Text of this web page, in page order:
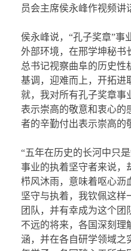
员会主席侯永峰作视频讲
侯永峰说，“孔子奖章”事
外部环境，在邢学坤秘书
总书记视察曲阜的历史性
基调，迎难而上，开拓进
就，我对所有孔子奖章事
表示崇高的敬意和衷心的
者的辛勤付出表示崇高的
“五年在历史的长河中只
事业的执着坚守者来说，
栉风沐雨，意味着呕心沥
坚守与执着，我钦佩这样
团队，并有幸成为这个团
不远的将来，各国深刻理
涵，并在各自研学领域之